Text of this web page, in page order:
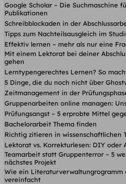
Google Scholar ~ Die Suchmaschine
Publikationen
Schreibblockaden in der
Tipps zum Nachteilsausgleich im
Effektiv lernen – mehr als nur eine
Mit einem Lektorat bei deiner
gehen
Lerntypengerechtes Lernen? So
5 Dinge, die du noch nicht über
Zeitmanagement in der
Gruppenarbeiten online managen:
Prüfungsangst ~ 5 erprobte Mittel
Bachelorarbeit Thema finden
Richtig zitieren in wissenschaftlichen
Lektorat vs. Korrekturlesen: DIY oder
Teamarbeit statt Gruppenterror ~ 5
nächstes Projekt
Wie ein Literaturverwaltungrogramm
vereinfacht